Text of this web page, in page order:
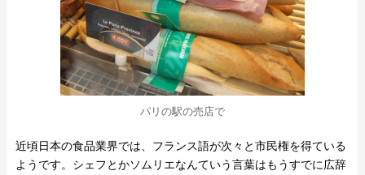
パリの駅の売店で
近頃日本の食品業界では、フランス語が次々と市民権を得ている
ようです。シェフとかソムリエなんていう言葉はもうすでに広辞